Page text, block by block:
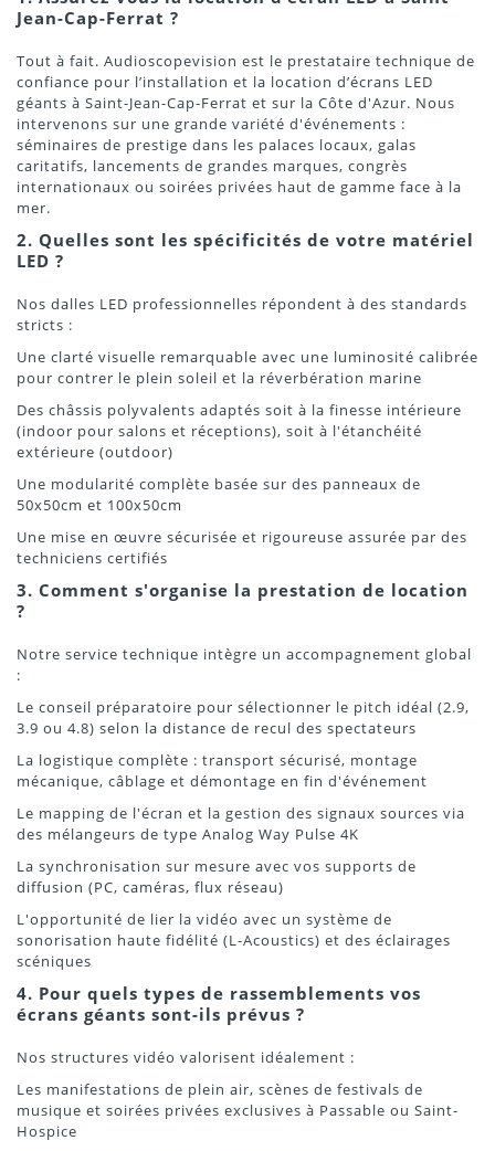
Jean-Cap-Ferrat ?
Tout à fait. Audioscopevision est le prestataire technique de
confiance pour l’installation et la location d’écrans LED
géants à Saint-Jean-Cap-Ferrat et sur la Côte d'Azur. Nous
intervenons sur une grande variété d'événements :
séminaires de prestige dans les palaces locaux, galas
caritatifs, lancements de grandes marques, congrès
internationaux ou soirées privées haut de gamme face à la
mer.
2. Quelles sont les spécificités de votre matériel
LED ?
Nos dalles LED professionnelles répondent à des standards
stricts :
Une clarté visuelle remarquable avec une luminosité calibrée
pour contrer le plein soleil et la réverbération marine
Des châssis polyvalents adaptés soit à la finesse intérieure
(indoor pour salons et réceptions), soit à l'étanchéité
extérieure (outdoor)
Une modularité complète basée sur des panneaux de
50x50cm et 100x50cm
Une mise en œuvre sécurisée et rigoureuse assurée par des
techniciens certifiés
3. Comment s'organise la prestation de location
?
Notre service technique intègre un accompagnement global
:
Le conseil préparatoire pour sélectionner le pitch idéal (2.9,
3.9 ou 4.8) selon la distance de recul des spectateurs
La logistique complète : transport sécurisé, montage
mécanique, câblage et démontage en fin d'événement
Le mapping de l'écran et la gestion des signaux sources via
des mélangeurs de type Analog Way Pulse 4K
La synchronisation sur mesure avec vos supports de
diffusion (PC, caméras, flux réseau)
L'opportunité de lier la vidéo avec un système de
sonorisation haute fidélité (L-Acoustics) et des éclairages
scéniques
4. Pour quels types de rassemblements vos
écrans géants sont-ils prévus ?
Nos structures vidéo valorisent idéalement :
Les manifestations de plein air, scènes de festivals de
musique et soirées privées exclusives à Passable ou Saint-
Hospice